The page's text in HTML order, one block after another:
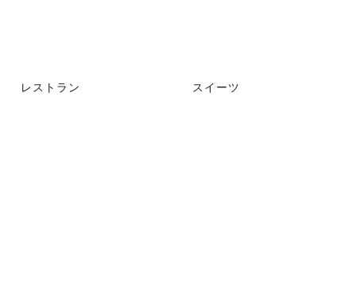
レストラン スイーツ